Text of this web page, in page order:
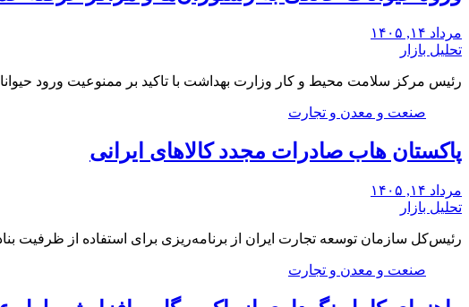
مرداد ۱۴, ۱۴۰۵
تحلیل بازار
رئیس مرکز سلامت محیط و کار وزارت بهداشت با تاکید بر ممنوعیت ورود
صنعت و معدن و تجارت
پاکستان هاب صادرات مجدد کالاهای ایرانی
مرداد ۱۴, ۱۴۰۵
تحلیل بازار
رئیس‌کل سازمان توسعه تجارت ایران از برنامه‌ریزی برای استفاده از ظرفیت
صنعت و معدن و تجارت